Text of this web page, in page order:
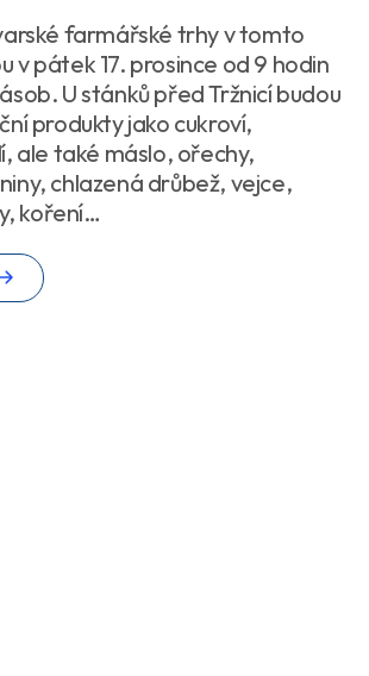
farmářské trhy v tomto
v pátek 17. prosince od 9 hodin
U stánků před Tržnicí budou
produkty jako cukroví,
ale také máslo, ořechy,
chlazená drůbež, vejce,
koření…